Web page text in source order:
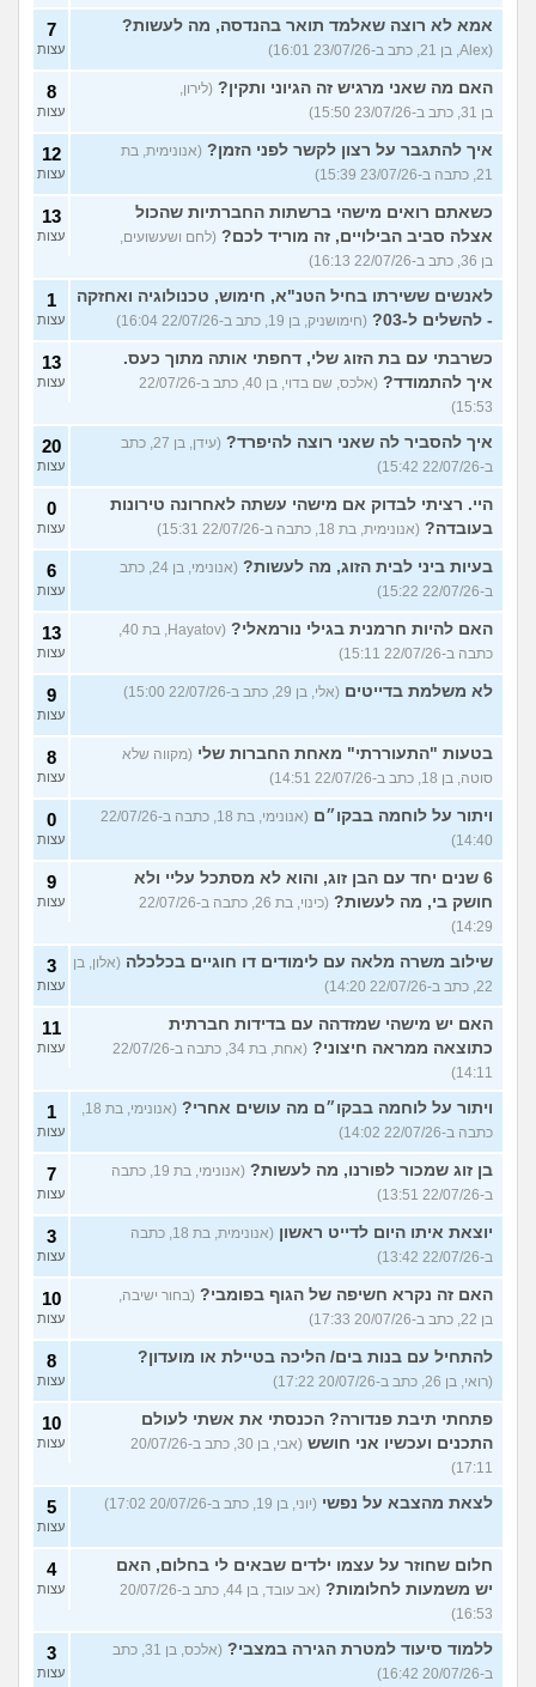
אמא לא רוצה שאלמד תואר בהנדסה, מה לעשות?
(Alex, בן 21, כתב ב-23/07/26 16:01)
7
עצות
האם מה שאני מרגיש זה הגיוני ותקין? (לירון,
בן 31, כתב ב-23/07/26 15:50)
8
עצות
איך להתגבר על רצון לקשר לפני הזמן? (אנונימית, בת
21, כתבה ב-23/07/26 15:39)
12
עצות
כשאתם רואים מישהי ברשתות החברתיות שהכול
אצלה סביב הבילויים, זה מוריד לכם? (לחם ושעשועים,
בן 36, כתב ב-22/07/26 16:13)
13
עצות
לאנשים ששירתו בחיל הטנ"א, חימוש, טכנולוגיה ואחזקה
- להשלים ל-03?
(חימושניק, בן 19, כתב ב-22/07/26 16:04)
1
עצות
כשרבתי עם בת הזוג שלי, דחפתי אותה מתוך כעס.
איך להתמודד?
(אלכס, שם בדוי, בן 40, כתב ב-22/07/26
15:53)
13
עצות
איך להסביר לה שאני רוצה להיפרד?
(עידן, בן 27, כתב
ב-22/07/26 15:42)
20
עצות
היי. רציתי לבדוק אם מישהי עשתה לאחרונה טירונות
בעובדה? (אנונימית, בת 18, כתבה ב-22/07/26 15:31)
0
עצות
בעיות ביני לבית הזוג, מה לעשות?
(אנונימי, בן 24, כתב
ב-22/07/26 15:22)
6
עצות
האם להיות חרמנית בגילי נורמאלי?
כתבה ב-22/07/26 15:11)
13
עצות
לא משלמת בדייטים (אלי, בן 29, כתב ב-22/07/26 15:00) 9
עצות
בטעות "התעוררתי" מאחת החברות שלי (מקווה שלא
סוטה, בן 18, כתב ב-22/07/26 14:51)
8
עצות
ויתור על לוחמה בבקו״ם
(אנונימי, בת 18, כתבה ב-22/07/26
14:40)
0
עצות
6 שנים יחד עם הבן זוג, והוא לא מסתכל עליי ולא
חושק בי, מה לעשות?
(כינוי, בת 26, כתבה ב-22/07/26
14:29)
9
עצות
שילוב משרה מלאה עם לימודים דו חוגיים בכלכלה (אלון, בן
22, כתב ב-22/07/26 14:20)
3
עצות
האם יש מישהי שמזדהה עם בדידות חברתית
כתוצאה ממראה חיצוני?
(אחת, בת 34, כתבה ב-22/07/26
14:11)
11
עצות
ויתור על לוחמה בבקו״ם מה עושים אחרי?
כתבה ב-22/07/26 14:02)
1
עצות
בן זוג שמכור לפורנו, מה לעשות?
(אנונימי, בת 19, כתבה
ב-22/07/26 13:51)
7
עצות
יוצאת איתו היום לדייט ראשון
(אנונימית, בת 18, כתבה
ב-22/07/26 13:42)
3
עצות
האם זה נקרא חשיפה של הגוף בפומבי? (בחור ישיבה,
בן 22, כתב ב-20/07/26 17:33)
10
עצות
להתחיל עם בנות בים/ הליכה בטיילת או מועדון?
(רואי, בן 26, כתב ב-20/07/26 17:22)
8
עצות
פתחתי תיבת פנדורה? הכנסתי את אשתי לעולם
התכנים ועכשיו אני חושש
(אבי, בן 30, כתב ב-20/07/26
17:11)
10
עצות
לצאת מהצבא על נפשי (יוני, בן 19, כתב ב-20/07/26 17:02) 5
עצות
חלום שחוזר על עצמו ילדים שבאים לי בחלום, האם
יש משמעות לחלומות?
(אב עובד, בן 44, כתב ב-20/07/26
16:53)
4
עצות
ללמוד סיעוד למטרת הגירה במצבי?
(אלכס, בן 31, כתב
ב-20/07/26 16:42)
3
עצות